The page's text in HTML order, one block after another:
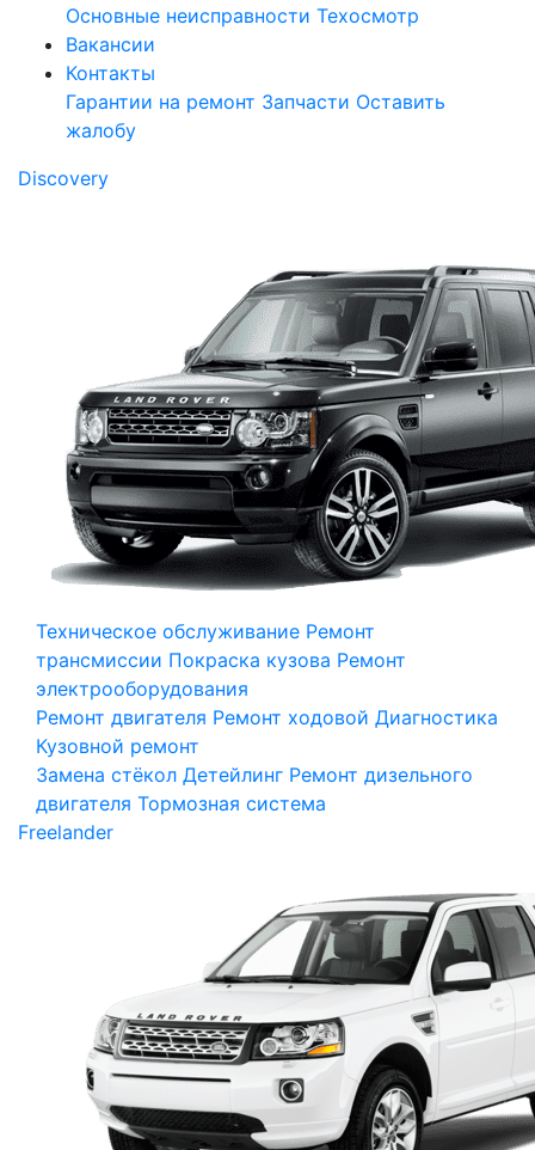
Основные неисправности Техосмотр
Вакансии
Контакты
Гарантии на ремонт Запчасти Оставить
жалобу
Discovery
Техническое обслуживание Ремонт
трансмиссии Покраска кузова Ремонт
электрооборудования
Ремонт двигателя Ремонт ходовой Диагностика
Кузовной ремонт
Замена стёкол Детейлинг Ремонт дизельного
двигателя Тормозная система
Freelander